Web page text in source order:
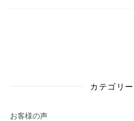
カテゴリー
お客様の声